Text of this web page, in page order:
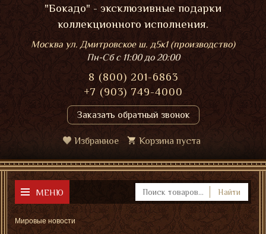
"Бокадо" - эксклюзивные подарки
коллекционного исполнения.
Москва ул. Дмитровское ш. д5к1 (производство)
Пн-Сбс 11:00 до 20:00
8 (800) 201-6863
+7 (903) 749-4000
Заказать обратный звонок
Избранное Корзина пуста
МЕНЮ Найти
Мировые новости